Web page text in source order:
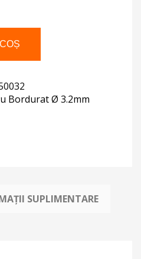
Bordurat Ø 3.2mm
SUPLIMENTARE